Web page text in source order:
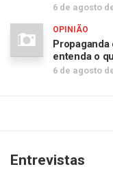
6 de agosto
OPINIÃO
entenda o
6 de agosto
Entrevistas